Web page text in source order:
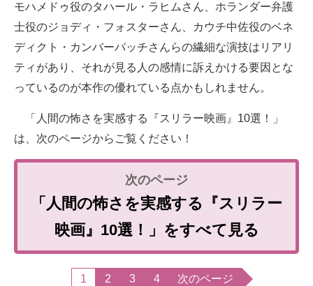
モハメドゥ役のタハール・ラヒムさん、ホランダー弁護
士役のジョディ・フォスターさん、カウチ中佐役のベネ
ディクト・カンバーバッチさんらの繊細な演技はリアリ
ティがあり、それが見る人の感情に訴えかける要因とな
っているのが本作の優れている点かもしれません。
「人間の怖さを実感する『スリラー映画』10選！」
は、次のページからご覧ください！
「人間の怖さを実感する『スリラー
映画』10選！」をすべて見る
1 2 3 4 次のページ